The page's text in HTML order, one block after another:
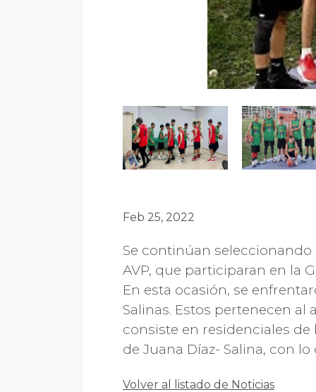
Feb 25, 2022
Se continúan
AVP, que participaran en la
En esta ocasión, se
Salinas. Estos pertenecen
consiste en residenciales de
de Juana Díaz- Salina, con
Volver al listado de Noticias